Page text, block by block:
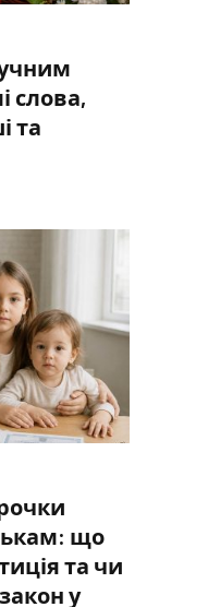
слова,
та
що
та чи
у